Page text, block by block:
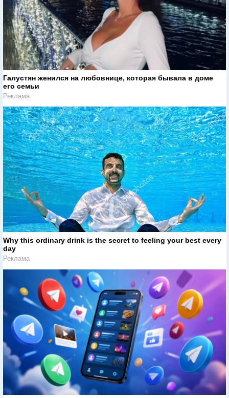
Галустян женился на любовнице, которая бывала в доме
его семьи
Реклама
Why this ordinary drink is the secret to feeling your best every
day
Реклама